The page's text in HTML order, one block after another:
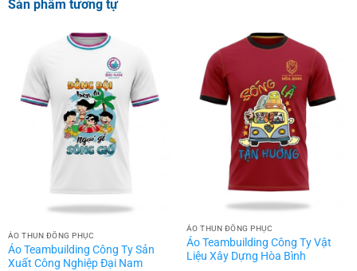
Sản phẩm tương tự
ÁO THUN ĐỒNG PHỤC
Áo Teambuilding Công Ty Sản
Xuất Công Nghiệp Đại Nam
ÁO THUN ĐỒNG PHỤC
Áo Teambuilding Công Ty Vật
Liệu Xây Dựng Hòa Bình